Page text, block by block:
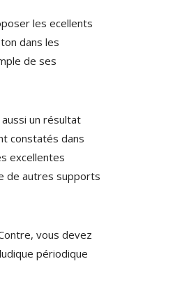
les ecellents
dans les
de ses
un résultat
constatés dans
excellentes
de autres supports
vous devez
périodique